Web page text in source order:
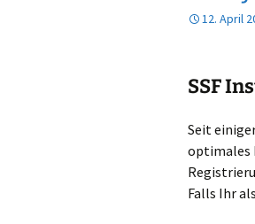
12. April
SSF
Seit
optimales
Falls Ihr